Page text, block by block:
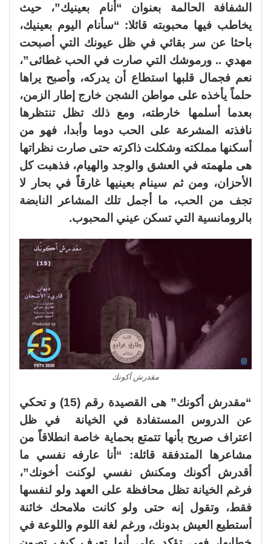
الشفافة الحالمة بعنوان “أنام بعينيك”، حيث
يخاطب فيها محبوبته قائلا: “سأنام اليوم بعينيك،
باحثا عن سر بقائي في ظل عيونك التي أصبحت
مهدي .. ورموشك التي صارت في الحب غطائى”،
نعم فجمال قلبها استطاع أن يدركه، وأصبح يراها
حلماً يأخذه على مواطن الشجن خارج إطار الزمن،
بعدما أسلمها خارطته، ومع ذلك تظل تنتظرها
نافذته المشرعة على الحب دوما وأبدا، فهو من
أسكنها مملكته وشكلت ذاكرته حتى صارت نظراتها
هى ملهمته في العشق والوجد والهيام، فذهبت كل
الأحزان، ومن ثم سينام بعينيها غارقاً في بحار لا
تجف من الحب، ما أجمل تلك المشاعر النابضة
بالرومانسية التي تسكن عيني المحبوب.
مقدرش أكونك
“مقدرش أكونك” هى القصيدة رقم (15) و تحكي
عن الدروس المستفادة في الخيانة في ظل
اعتراف صريح بأنها تتمتع بحماية خاصة انطلاقاً من
مشاعرها المتدفقة قائلة: “أنا عارفه نفسي ما
أقدرش أكونك ومكنش نفسي لوكنت أخونك”،
فرغم الخيانة تظل محافظة على العهد ولو لنفسها
فقط، وتقول إنه حتى ولو كانت ملامحك خائنة
أستطيع العيش بدونك، ورغم لغة اللوم واللوعة في